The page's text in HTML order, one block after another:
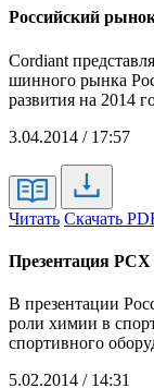
Российский
Cordiant
шинного рынка
развития на 2014
3.04.2014 / 17:57
Читать Скачать
Презентация
В презентации
роли химии в
спортивного
5.02.2014 / 14:31